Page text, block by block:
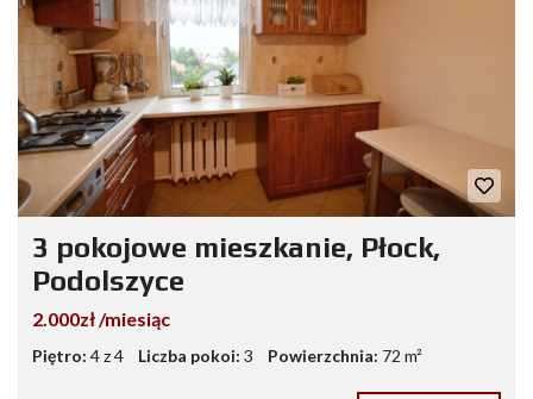
3 pokojowe mieszkanie, Płock,
Podolszyce
2.000zł /miesiąc
Piętro: 4 z 4 Liczba pokoi: 3 Powierzchnia: 72 m²